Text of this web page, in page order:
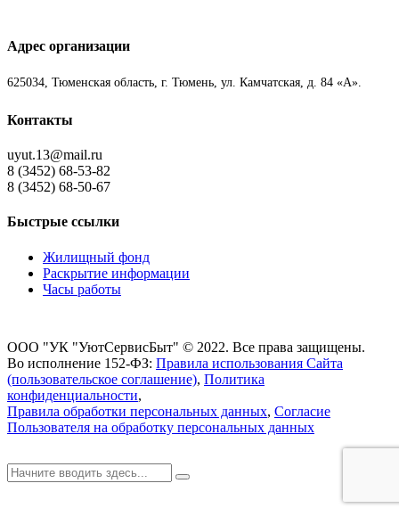
Адрес организации
625034, Тюменская область, г. Тюмень, ул. Камчатская, д. 84 «А».
Контакты
uyut.13@mail.ru
8 (3452) 68-53-82
8 (3452) 68-50-67
Быстрые ссылки
Жилищный фонд
Раскрытие информации
Часы работы
ООО "УК "УютСервисБыт" © 2022. Все права защищены.
Во исполнение 152-ФЗ: Правила использования Сайта
(пользовательское соглашение), Политика
конфиденциальности,
Правила обработки персональных данных, Согласие
Пользователя на обработку персональных данных